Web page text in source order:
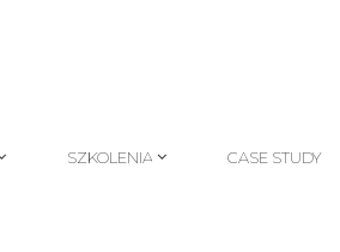
SZKOLENIA
CASE STUDY